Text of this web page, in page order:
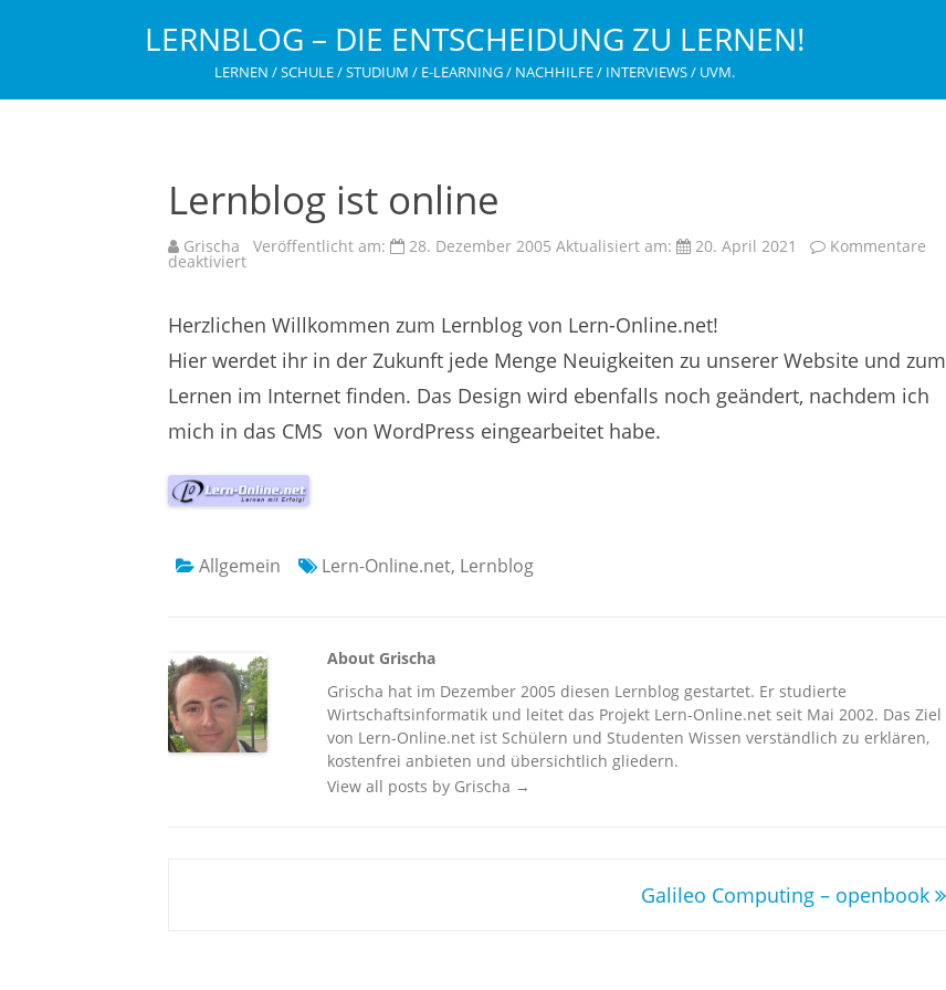
LERNBLOG – DIE ENTSCHEIDUNG ZU LERNEN!
LERNEN / SCHULE / STUDIUM / E-LEARNING / NACHHILFE / INTERVIEWS / UVM.
Lernblog ist online
Grischa Veröffentlicht am: 28. Dezember 2005 Aktualisiert am: 20. April 2021 Kommentare
deaktiviertfür
Herzlichen Willkommen zum Lernblog von Lern-Online.net!
Hier werdet ihr in der Zukunft jede Menge Neuigkeiten zu unserer Website und zum
Lernen im Internet finden. Das Design wird ebenfalls noch geändert, nachdem ich
mich in das CMS von WordPress eingearbeitet habe.
Allgemein Lern-Online.net, Lernblog
About Grischa
Grischa hat im Dezember 2005 diesen Lernblog gestartet. Er studierte
Wirtschaftsinformatik und leitet das Projekt Lern-Online.net seit Mai 2002. Das Ziel
von Lern-Online.net ist Schülern und Studenten Wissen verständlich zu erklären,
kostenfrei anbieten und übersichtlich gliedern.
View all posts by Grischa →
Galileo Computing – openbook